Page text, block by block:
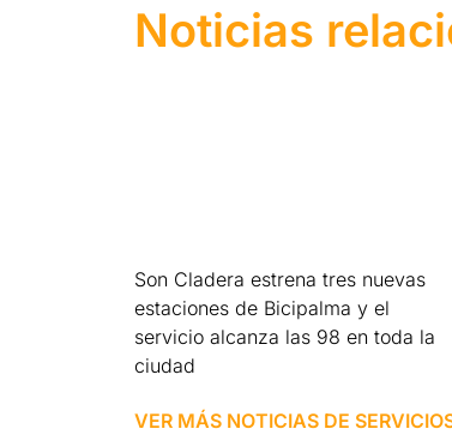
Noticias
Son Cladera estrena tres nuevas
estaciones de Bicipalma y el
servicio alcanza las 98 en toda la
ciudad
VER MÁS NOTICIAS DE